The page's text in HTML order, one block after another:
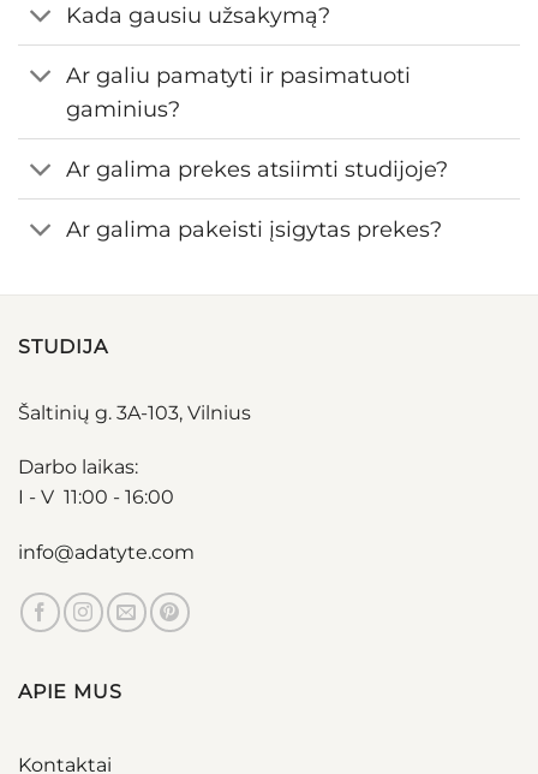
Kada gausiu užsakymą?
Ar galiu pamatyti ir pasimatuoti
gaminius?
Ar galima prekes atsiimti studijoje?
Ar galima pakeisti įsigytas prekes?
STUDIJA
Šaltinių g. 3A-103, Vilnius
Darbo laikas:
I - V 11:00 - 16:00
info@adatyte.com
APIE MUS
Kontaktai